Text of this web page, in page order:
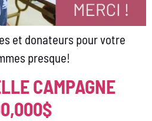
et donateurs pour votre
presque!
CAMPAGNE